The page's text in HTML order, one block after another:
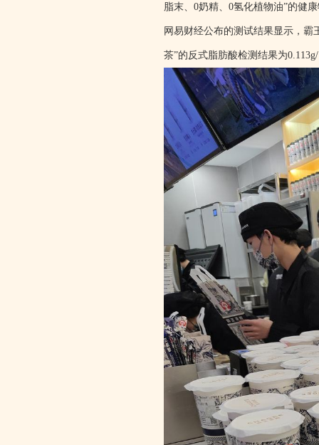
脂末、0奶精、0氢化植物油”的健
网易财经公布的测试结果显示，霸
茶”的反式脂肪酸检测结果为